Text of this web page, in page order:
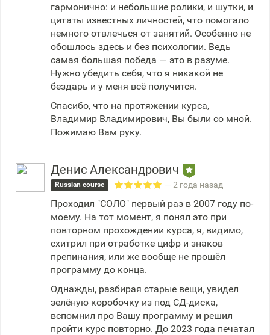
гармонично: и небольшие ролики, и шутки, и
цитаты известных личностей, что помогало
немного отвлечься от занятий. Особенно не
обошлось здесь и без психологии. Ведь
самая большая победа — это в разуме.
Нужно убедить себя, что я никакой не
бездарь и у меня всё получится.
Спасибо, что на протяжении курса,
Владимир Владимирович, Вы были со мной.
Пожимаю Вам руку.
Денис Александрович
Russian course — 2 года назад
Проходил "СОЛО" первый раз в 2007 году по-
моему. На тот момент, я понял это при
повторном прохождении курса, я, видимо,
схитрил при отработке цифр и знаков
препинания, или же вообще не прошёл
программу до конца.
Однажды, разбирая старые вещи, увидел
зелёную коробочку из под СД-диска,
вспомнил про Вашу программу и решил
пройти курс повторно. До 2023 года печатал